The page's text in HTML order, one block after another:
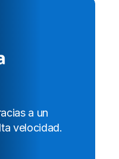
a un
velocidad.